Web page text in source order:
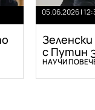
05.06.2026 |
с Путин
НАУЧИ